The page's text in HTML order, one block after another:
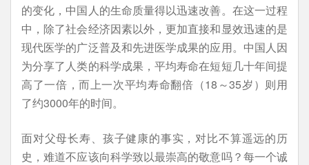
的变化，中国人的生命质量得以迅速改善。在这一过程
中，除了社会经济因素以外，更加直接和显效迅速的是
现代医学的广泛普及和先进医学成果的应用。中国人因
为分享了人类的科学成果，平均寿命在短短几十年间提
高了一倍，而上一次平均寿命翻倍（18～35岁）则用
了约3000年的时间。
面对父母长寿、孩子健康的事实，对比不算遥远的历
史，难道不应该向科学致以最崇高的敬意吗？每一个诚